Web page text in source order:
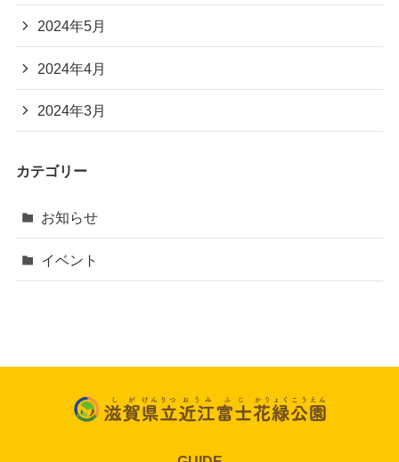
2024年5月
2024年4月
2024年3月
カテゴリー
お知らせ
イベント